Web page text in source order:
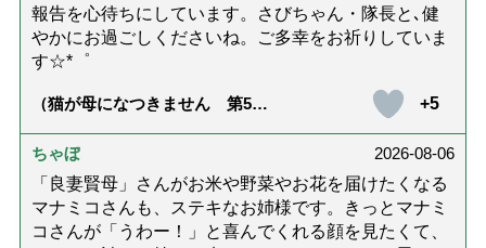
報告を心待ちにしています。さびちゃん・隊長と､健
やかにお過ごしくださいね。ご多幸をお祈りしていま
す☆*゜
（猫が母になつきません 第500
+5
ちゃぼ
2026-08-06
「良妻賢母」さんがお米や野菜やお花を届けたくなる
マナミコさんも、ステキなお姉様です。きっとマナミ
コさんが「うわー！」と喜んでくれる顔を見たくて、